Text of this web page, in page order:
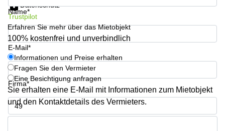
Sandweiler
Name*
E-Mail*
Firma*
Telefon*
Datenschutz
Trustpilot
Erfahren Sie mehr über das Mietobjekt
100% kostenfrei und unverbindlich
Informationen und Preise erhalten
Fragen Sie den Vermieter
Eine Besichtigung anfragen
Sie erhalten eine E-Mail mit Informationen zum Mietobjekt
und den Kontaktdetails des Vermieters.